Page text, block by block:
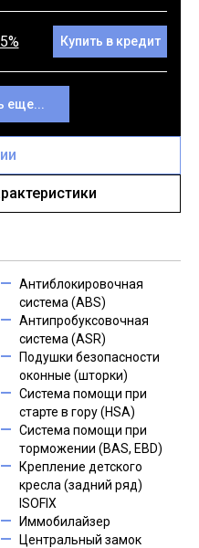
Купить в кредит
еще...
Антиблокировочная
система (ABS)
Антипробуксовочная
система (ASR)
Подушки безопасности
оконные (шторки)
Система помощи при
старте в гору (HSA)
Система помощи при
торможении (BAS, EBD)
Крепление детского
кресла (задний ряд)
ISOFIX
Иммобилайзер
Центральный замок